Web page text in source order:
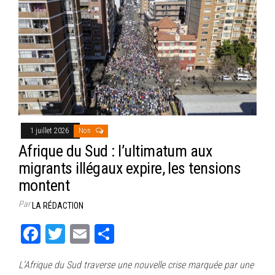
1 juillet 2026 Non
Afrique du Sud : l’ultimatum aux
migrants illégaux expire, les tensions
montent
ParLA RÉDACTION
Fa
T
E
L’Afrique du Sud traverse une nouvelle crise marquée par une